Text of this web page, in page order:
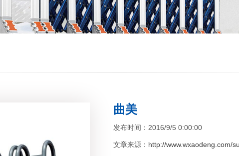
曲美
发布时间：2016/9/5 0:00:00
文章来源： http://www.wxaodeng.com/